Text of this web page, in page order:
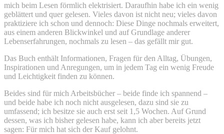
mich beim Lesen förmlich elektrisiert. Daraufhin habe ich ein wenig
geblättert und quer gelesen. Vieles davon ist nicht neu; vieles davon
praktiziere ich schon und dennoch: Diese Dinge nochmals erweitert,
aus einem anderen Blickwinkel und auf Grundlage anderer
Lebenserfahrungen, nochmals zu lesen – das gefällt mir gut.
Das Buch enthält Informationen, Fragen für den Alltag, Übungen,
Inspirationen und Anregungen, um in jedem Tag ein wenig Freude
und Leichtigkeit finden zu können.
Beides sind für mich Arbeitsbücher – beide finde ich spannend –
und beide habe ich noch nicht ausgelesen, dazu sind sie zu
umfassend; ich besitze sie auch erst seit 1,5 Wochen. Auf Grund
dessen, was ich bisher gelesen habe, kann ich aber bereits jetzt
sagen: Für mich hat sich der Kauf gelohnt.